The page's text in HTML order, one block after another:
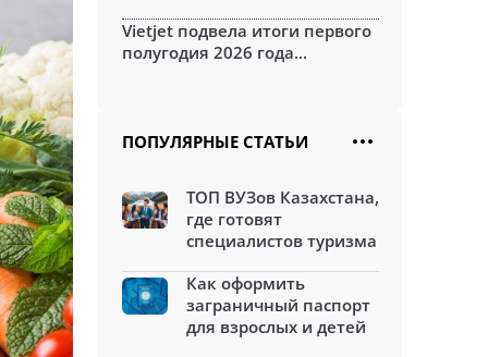
Vietjet подвела итоги первого
полугодия 2026 года...
ПОПУЛЯРНЫЕ СТАТЬИ
ТОП ВУЗов Казахстана,
где готовят
специалистов туризма
Как оформить
заграничный паспорт
для взрослых и детей